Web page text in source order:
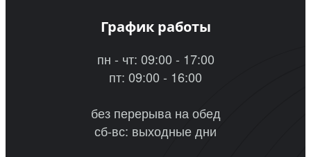
График работы
пн - чт: 09:00 - 17:00
пт: 09:00 - 16:00
без перерыва на обед
сб-вс: выходные дни